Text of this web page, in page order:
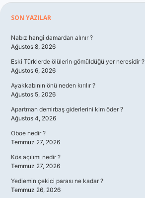
Sidebar
SON YAZILAR
Nabız hangi damardan alınır ?
Ağustos 8, 2026
Eski Türklerde ölülerin gömüldüğü yer neresidir ?
Ağustos 6, 2026
Ayakkabının önü neden kırılır ?
Ağustos 5, 2026
Apartman demirbaş giderlerini kim öder ?
Ağustos 4, 2026
Oboe nedir ?
Temmuz 27, 2026
Kös açılımı nedir ?
Temmuz 27, 2026
Yediemin çekici parası ne kadar ?
Temmuz 26, 2026